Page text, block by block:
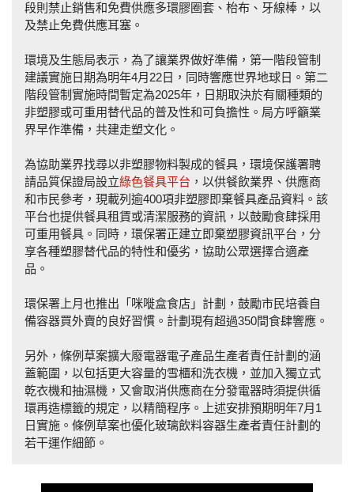
段則禁止銷售和免費供應多環膠圈套、枱布、牙線棒，以
及禁止免費供應耳塞。
環境及生態局表示，為了讓業界做好準備，第一階段管制
建議實施日期為明年4月22日，同時響應世界地球日。第二
階段管制實施時間暫定為2025年，日期取決於有關種類的
非塑膠或可重用替代品的普及性和可負擔性。局方呼籲業
界早作準備，共建走塑文化。
為協助業界找尋以非塑膠物料製成的餐具，環境保護署聘
請品質保證局設立綠色餐具平台 ，以供餐飲業界、供應商
和市民參考，現載列逾400項非塑膠即棄餐具產品資料。該
平台也提供餐具租賃或清潔服務的資訊，以鼓勵食肆採用
可重用餐具。同時，環保署正建立即棄塑膠資訊平台，分
享各種塑膠替代品的特性和優劣，協助公眾選擇合適產
品。
環保署上月也推出「咪嘥盒食店」計劃，鼓勵市民培養自
備容器買外賣的良好習慣。計劃現有超過350間食肆響應。
另外，條例草案擴大廢電器電子產品生產者責任計劃的涵
蓋範圍，以包括更大容量的雪櫃和洗衣機，並加入獨立式
乾衣機和抽濕機，又會取消供應商在分發電器時須提供循
環再造標籤的規定，以精簡程序。上述安排預期明年7月1
日實施。條例草案也優化玻璃飲料容器生產者責任計劃的
若干運作細節。